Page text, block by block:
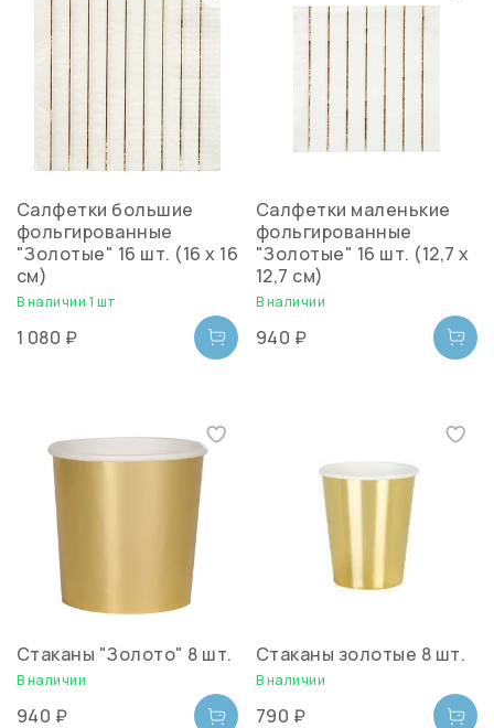
Салфетки большие
фольгированные
"Золотые" 16 шт. (16 х 16
см)
В наличии 1 шт
1 080 ₽
Салфетки маленькие
фольгированные
"Золотые" 16 шт. (12,7 х
12,7 см)
В наличии
940 ₽
Стаканы "Золото" 8 шт.
В наличии
940 ₽
Cтаканы золотые 8 шт.
В наличии
790 ₽